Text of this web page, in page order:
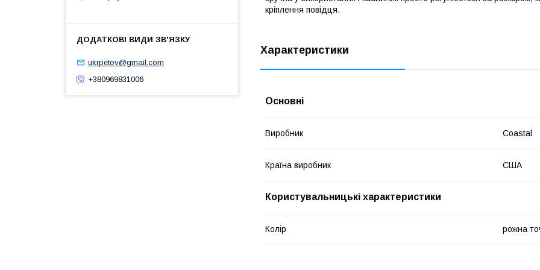
кріплення повідця.
Характеристики
Основні
Виробник Coastal
Країна виробник США
Користувальницькі характеристики
Колір рожна
ukrpetov@gmail.com
+380969831006